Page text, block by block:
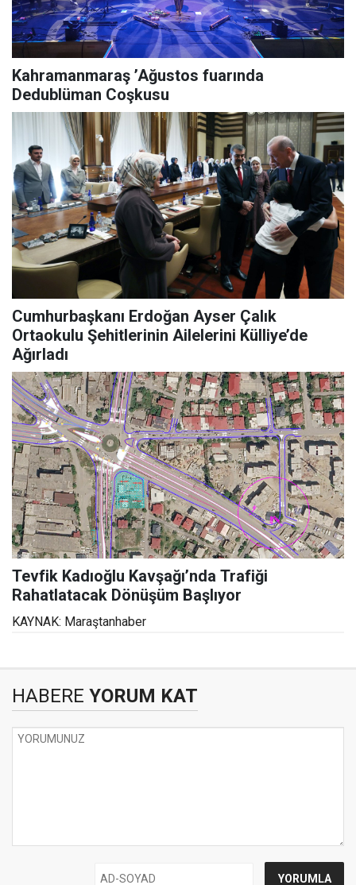
Kahramanmaraş ’Ağustos fuarında
Dedublüman Coşkusu
Cumhurbaşkanı Erdoğan Ayser Çalık
Ortaokulu Şehitlerinin Ailelerini Külliye’de
Ağırladı
Tevfik Kadıoğlu Kavşağı’nda Trafiği
Rahatlatacak Dönüşüm Başlıyor
KAYNAK: Maraştanhaber
HABERE YORUM KAT